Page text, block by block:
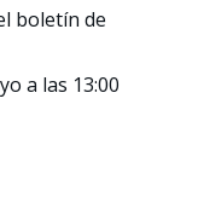
boletín de
a las 13:00